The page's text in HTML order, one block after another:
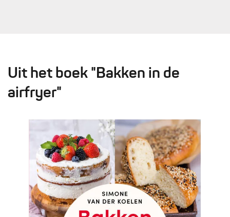
Uit het boek "Bakken in de
airfryer"